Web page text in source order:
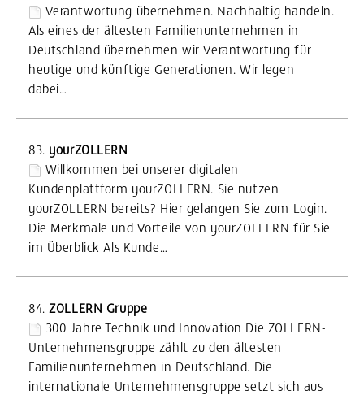
Verantwortung übernehmen. Nachhaltig handeln.
Als eines der ältesten Familienunternehmen in
Deutschland übernehmen wir Verantwortung für
heutige und künftige Generationen. Wir legen
dabei…
83. yourZOLLERN
Willkommen bei unserer digitalen
Kundenplattform yourZOLLERN. Sie nutzen
yourZOLLERN bereits? Hier gelangen Sie zum Login.
Die Merkmale und Vorteile von yourZOLLERN für Sie
im Überblick Als Kunde…
84. ZOLLERN Gruppe
300 Jahre Technik und Innovation Die ZOLLERN-
Unternehmensgruppe zählt zu den ältesten
Familienunternehmen in Deutschland. Die
internationale Unternehmensgruppe setzt sich aus